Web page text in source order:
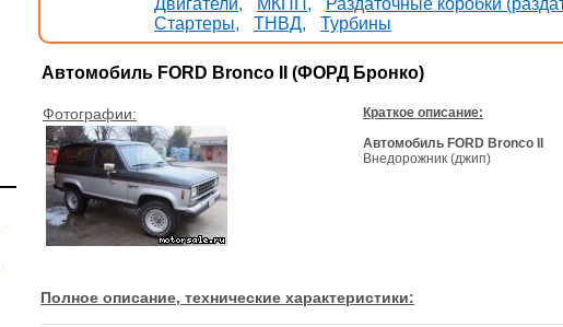
Стартеры,
ТНВД, Турбины
Автомобиль FORD Bronco II (ФОРД Бронко)
Фотографии:
Краткое описание:
Автомобиль FORD Bronco II
Внедорожник (джип)
Полное описание, технические характеристики: